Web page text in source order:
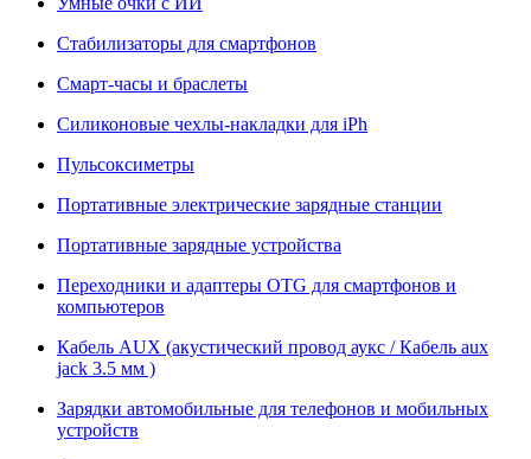
Стабилизаторы для смартфонов
Смарт-часы и браслеты
Силиконовые чехлы-накладки для iPh
Пульсоксиметры
Портативные электрические зарядные станции
Портативные зарядные устройства
Переходники и адаптеры OTG для смартфонов и
компьютеров
Кабель AUX (акустический провод аукс / Кабель aux
jack 3.5 мм )
Зарядки автомобильные для телефонов и мобильных
устройств